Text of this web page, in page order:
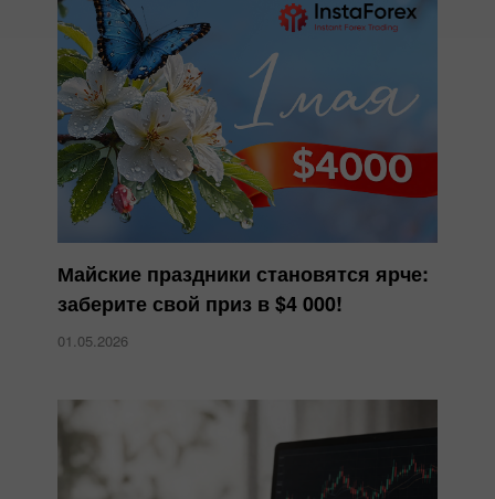
Майские праздники становятся ярче:
заберите свой приз в $4 000!
01.05.2026